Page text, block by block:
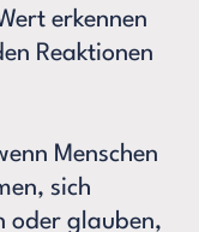
erkennen
Reaktionen
Menschen
sich
oder glauben,